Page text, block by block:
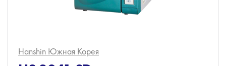
Hanshin Южная Корея